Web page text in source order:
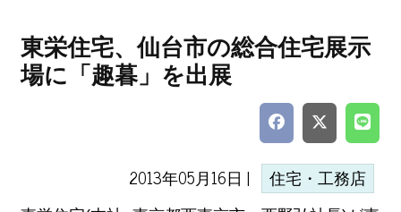
東栄住宅、仙台市の総合住宅展示
場に「趣暮」を出展
2013年05月16日 | 住宅・工務店